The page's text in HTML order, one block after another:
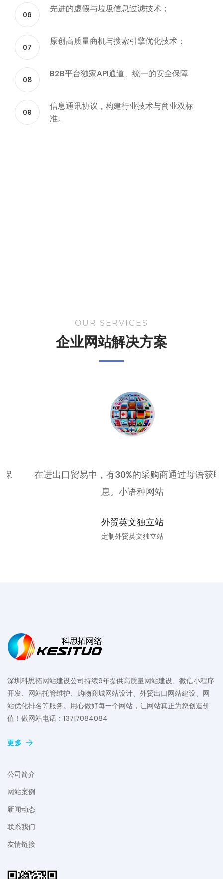
06
先进的虚假与垃圾信息过滤技术；
07
原创高质量商机与搜索引擎优化技术；
08
B2B平台独家API通道、统一的安全保障
09
信息通讯协议，构建行业技术与商业双标
准。
OUR SERVICES
企业网站解决方案
在进出口贸易中，有30%的采购商通过母语获取信
息。小语种网站
外贸英文独立站
定制外贸英文独立站
深圳科思拓网站建设公司持续9年提供高质量网站建设、微信小程序
开发、网站托管维护、购物商城网站设计、外贸出口网站建设、网
站优化排名等服务。用心做好每一个网站，让网站真正为您创造价
值！做网站电话：13717084084
更多
公司简介
网站案例
新闻动态
联系我们
友情链接